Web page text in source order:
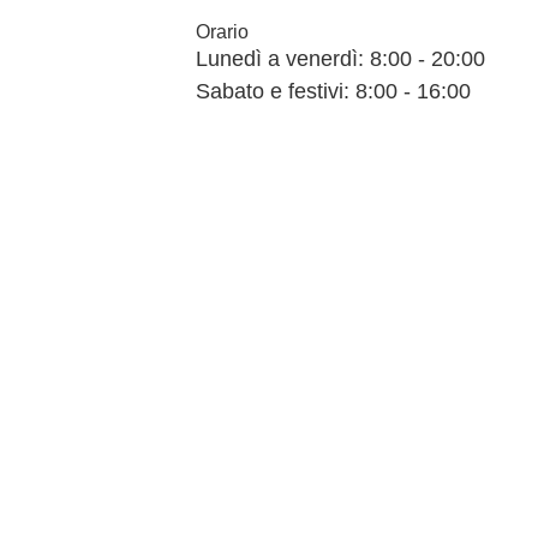
Orario
Lunedì a venerdì: 8:00 - 20:00
Sabato e festivi: 8:00 - 16:00